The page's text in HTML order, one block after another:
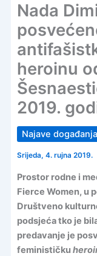
Nada
heroinu
2019.
Najave događanja
Srijeda, 4. rujna 2019.
Prostor rodne i
Fierce Women, u
Društveno
podsjeća tko je
predavanje je
feminističku